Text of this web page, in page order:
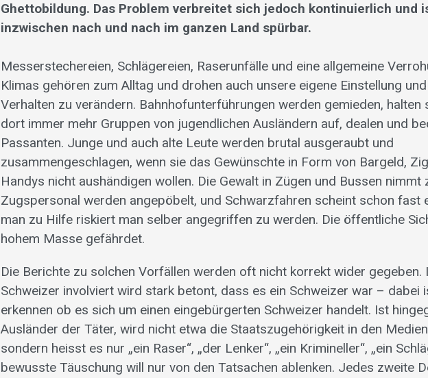
Ghettobildung. Das Problem verbreitet sich jedoch kontinuierlich und
inzwischen nach und nach im ganzen Land spürbar.
Messerstechereien, Schlägereien, Raserunfälle und eine allgemeine
Klimas gehören zum Alltag und drohen auch unsere eigene Einstellung
Verhalten zu verändern. Bahnhofunterführungen werden gemieden, halten
dort immer mehr Gruppen von jugendlichen Ausländern auf, dealen und
Passanten. Junge und auch alte Leute werden brutal ausgeraubt und
zusammengeschlagen, wenn sie das Gewünschte in Form von Bargeld,
Handys nicht aushändigen wollen. Die Gewalt in Zügen und Bussen nimmt
Zugspersonal werden angepöbelt, und Schwarzfahren scheint schon fast
man zu Hilfe riskiert man selber angegriffen zu werden. Die öffentliche
hohem Masse gefährdet.
Die Berichte zu solchen Vorfällen werden oft nicht korrekt wider gegeben.
Schweizer involviert wird stark betont, dass es ein Schweizer war – dabei
erkennen ob es sich um einen eingebürgerten Schweizer handelt. Ist
Ausländer der Täter, wird nicht etwa die Staatszugehörigkeit in den
sondern heisst es nur „ein Raser“, „der Lenker“, „ein Krimineller“, „ein
bewusste Täuschung will nur von den Tatsachen ablenken. Jedes zweite